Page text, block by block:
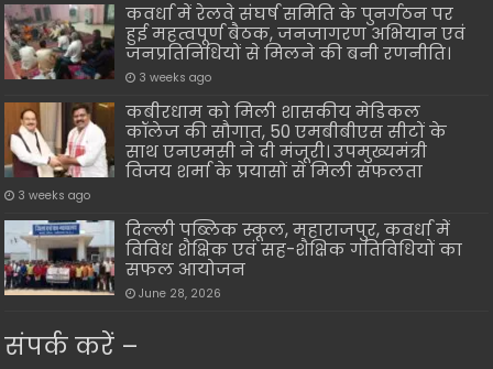
कवर्धा में रेलवे संघर्ष समिति के पुनर्गठन पर
हुई महत्वपूर्ण बैठक, जनजागरण अभियान एवं
जनप्रतिनिधियों से मिलने की बनी रणनीति।
3 weeks ago
कबीरधाम को मिली शासकीय मेडिकल
कॉलेज की सौगात, 50 एमबीबीएस सीटों के
साथ एनएमसी ने दी मंजूरी। उपमुख्यमंत्री
विजय शर्मा के प्रयासों से मिली सफलता
3 weeks ago
दिल्ली पब्लिक स्कूल, महाराजपुर, कवर्धा में
विविध शैक्षिक एवं सह-शैक्षिक गतिविधियों का
सफल आयोजन
June 28, 2026
संपर्क करें –